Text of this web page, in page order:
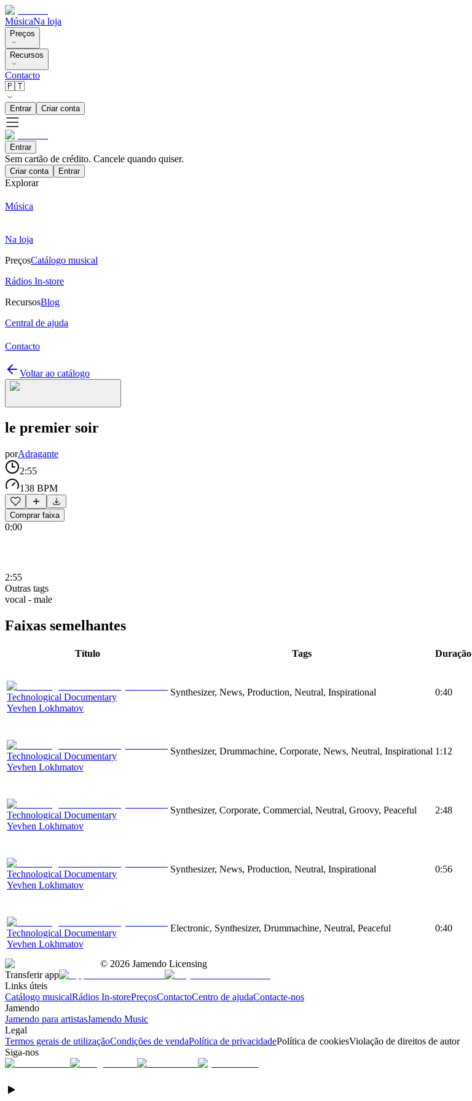
MúsicaNa loja
Preços
Recursos
Contacto
🇵🇹
Entrar Criar conta
Entrar
Sem cartão de crédito. Cancele quando quiser.
Criar conta Entrar
Explorar
Música
Na loja
PreçosCatálogo musical
Rádios In-store
RecursosBlog
Central de ajuda
Contacto
Voltar ao catálogo
le premier soir
porAdragante
2:55
138 BPM
Comprar faixa
0:00
2:55
Outras tags
vocal - male
Faixas semelhantes
Título Tags Duração
Technological Documentary
Yevhen Lokhmatov
Synthesizer, News, Production, Neutral, Inspirational 0:40
Technological Documentary
Yevhen Lokhmatov
Synthesizer, Drummachine, Corporate, News, Neutral, Inspirational 1:12
Technological Documentary
Yevhen Lokhmatov
Synthesizer, Corporate, Commercial, Neutral, Groovy, Peaceful 2:48
Technological Documentary
Yevhen Lokhmatov
Synthesizer, News, Production, Neutral, Inspirational 0:56
Technological Documentary
Yevhen Lokhmatov
Electronic, Synthesizer, Drummachine, Neutral, Peaceful 0:40
© 2026 Jamendo Licensing
Transferir app
Links úteis
Catálogo musicalRádios In-storePreçosContactoCentro de ajudaContacte-nos
Jamendo
Jamendo para artistasJamendo Music
Legal
Termos gerais de utilizaçãoCondições de vendaPolítica de privacidadePolítica de cookiesViolação de direitos de autor
Siga-nos